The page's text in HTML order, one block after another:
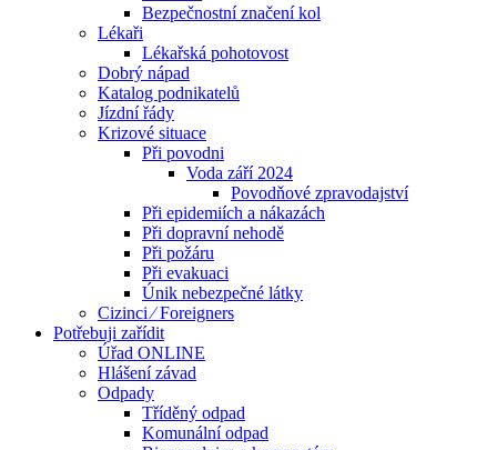
Bezpečnostní značení kol
Lékaři
Lékařská pohotovost
Dobrý nápad
Katalog podnikatelů
Jízdní řády
Krizové situace
Při povodni
Voda září 2024
Povodňové zpravodajství
Při epidemiích a nákazách
Při dopravní nehodě
Při požáru
Při evakuaci
Únik nebezpečné látky
Cizinci ⁄ Foreigners
Potřebuji zařídit
Úřad ONLINE
Hlášení závad
Odpady
Tříděný odpad
Komunální odpad